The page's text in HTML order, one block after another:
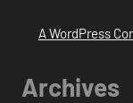
A WordPress
Archives